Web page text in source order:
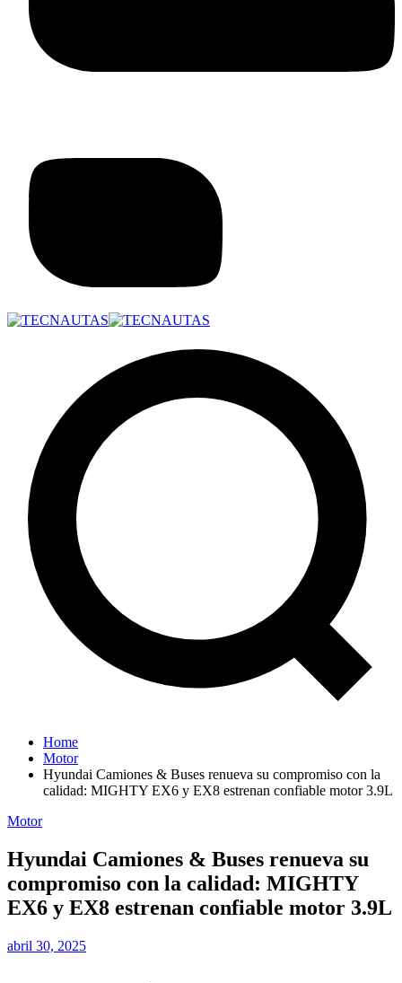
Home
Motor
Hyundai Camiones & Buses renueva su compromiso con la
calidad: MIGHTY EX6 y EX8 estrenan confiable motor 3.9L
Motor
Hyundai Camiones & Buses renueva su
compromiso con la calidad: MIGHTY
EX6 y EX8 estrenan confiable motor 3.9L
abril 30, 2025